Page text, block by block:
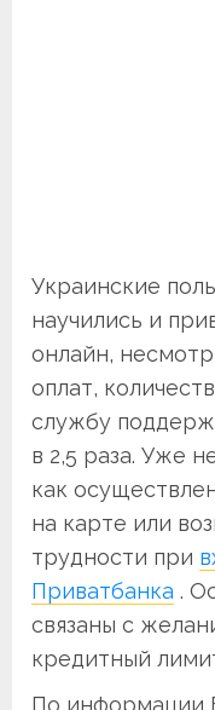
Украинские
научились и
онлайн,
оплат,
службу
в 2,5 раза. Уже
как
на карте или
трудности при
Приватбанка .
связаны с
кредитный
По информации